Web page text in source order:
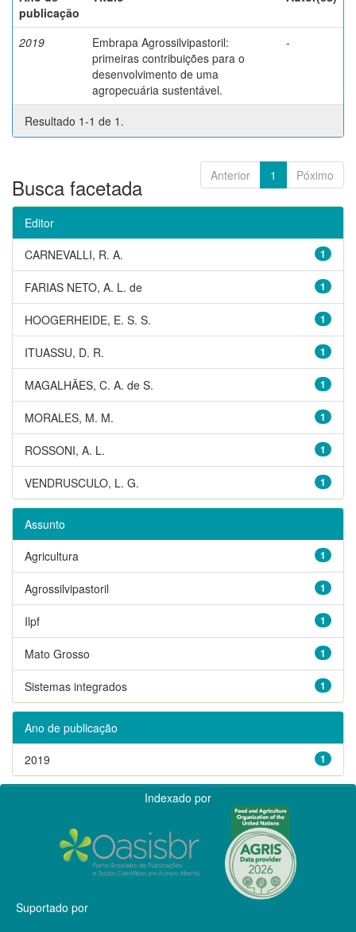
publicação
2019
Embrapa Agrossilvipastoril:
primeiras contribuições para o
desenvolvimento de uma
agropecuária sustentável.
-
Resultado 1-1 de 1.
Anterior 1 Póximo
Busca facetada
Editor
1
CARNEVALLI, R. A.
1
FARIAS NETO, A. L. de
1
HOOGERHEIDE, E. S. S.
1
ITUASSU, D. R.
1
MAGALHÃES, C. A. de S.
1
MORALES, M. M.
1
ROSSONI, A. L.
1
VENDRUSCULO, L. G.
Assunto
1
Agricultura
1
Agrossilvipastoril
1
Ilpf
1
Mato Grosso
1
Sistemas integrados
Ano de publicação
1
2019
Indexado por
Suportado por